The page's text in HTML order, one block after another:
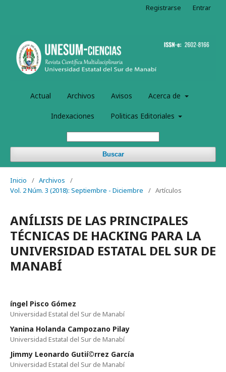
Actual Archivos Avisos Acerca de
Indexaciones Politicas Editoriales
Buscar
Registrarse Entrar
Inicio / Archivos
/
Vol. 2 Núm. 3 (2018): Septiembre - Diciembre
/ Artículos
ANÍLISIS DE LAS PRINCIPALES
TÉCNICAS DE HACKING PARA LA
UNIVERSIDAD ESTATAL DEL SUR DE
MANABÍ
íngel Pisco Gómez
Universidad Estatal del Sur de Manabí­
Yanina Holanda Campozano Pilay
Universidad Estatal del Sur de Manabí­
Jimmy Leonardo Gutií©rrez Garcí­a
Universidad Estatal del Sur de Manabí­